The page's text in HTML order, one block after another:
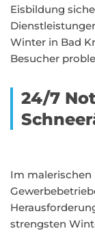
Eisbildung
Winter in Bad
Besucher
24/7
Im malerischen
strengsten